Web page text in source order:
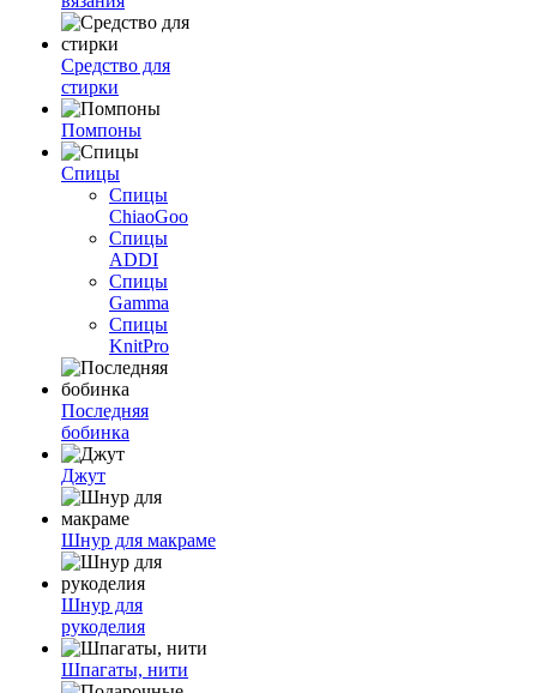
Средство для
стирки
Помпоны
Спицы
Спицы
ChiaoGoo
Спицы
ADDI
Спицы
Gamma
Спицы
KnitPro
Последняя
бобинка
Джут
Шнур для макраме
Шнур для
рукоделия
Шпагаты, нити